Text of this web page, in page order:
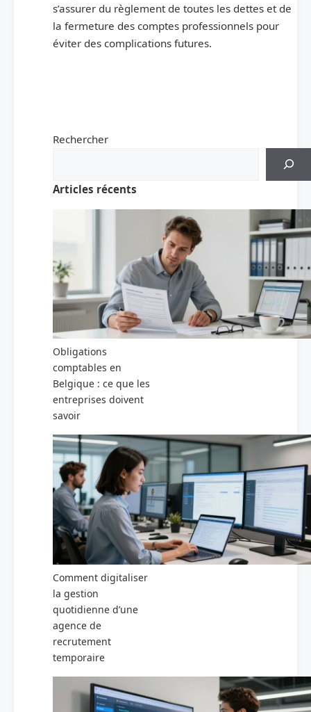
s’assurer du règlement de toutes les dettes et de
la fermeture des comptes professionnels pour
éviter des complications futures.
Rechercher
Articles récents
Obligations
comptables en
Belgique : ce que les
entreprises doivent
savoir
Comment digitaliser
la gestion
quotidienne d’une
agence de
recrutement
temporaire